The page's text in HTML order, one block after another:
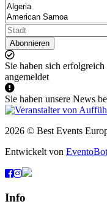
Abonnieren
Sie haben sich
angemeldet
Sie haben unsere News
2026 © Best Events
Entwickelt von EventoBot
Info